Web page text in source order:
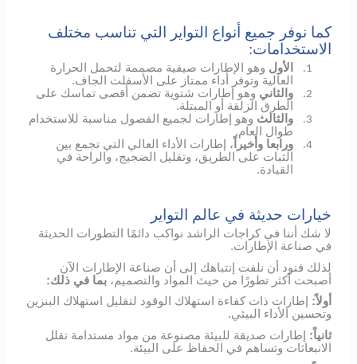
كما نوفر جميع أنواع التواير التي تناسب مختلف
الاستخدامات:
1. الأول وهو الإطارات صيفية مصممة لتحمل الحرارة
العالية وتوفر أداء ممتاز على الأسفلت الجاف.
2. والثاني وهو إطارات شتوية تضمن أقصى تماسك على
الطرق الزلقة أو المبتلة.
3. والثالث وهو إطارات لجميع الفصول مناسبة للاستخدام
طوال العام.
4. ورابعا وأخيراً ، إطارات الأداء العالي التي تجمع بين
الثبات على الطريق، وتقليل الضجيج، والراحة في
القيادة.
خيارات حديثة في عالم التواير
لا شك أننا في كراجات الراشد نواكب دائمًا التطورات الحديثة
في صناعة الإطارات.
لذلك فنود أن نلفت إنتباهك إلى أن صناعة الإطارات الآن
أصبحت أكثر تطورًا من حيث المواد والتصميم،بما في ذلك:
أولاً: إطارات ذات كفاءة استهلاك الوقود لتقليل استهلاك البنزين
وتحسين الأداء البيئي.
ثانياً: إطارات صديقة للبيئة مصنوعة من مواد مستدامة تقلل
الانبعاثات وتساهم في الحفاظ على البيئة.